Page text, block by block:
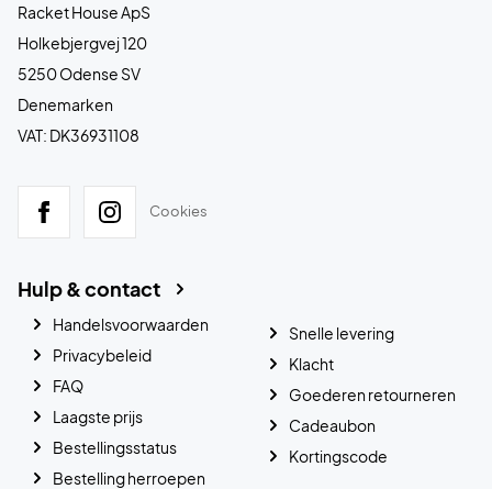
Racket House ApS
Holkebjergvej 120
5250 Odense SV
Denemarken
VAT: DK36931108
Cookies
Hulp & contact
Handelsvoorwaarden
Privacybeleid
FAQ
Laagste prijs
Bestellingsstatus
Bestelling herroepen
Snelle levering
Klacht
Goederen retourneren
Cadeaubon
Kortingscode